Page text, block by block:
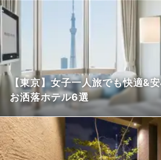
【東京】女子一人旅でも快適&
お洒落ホテル6選